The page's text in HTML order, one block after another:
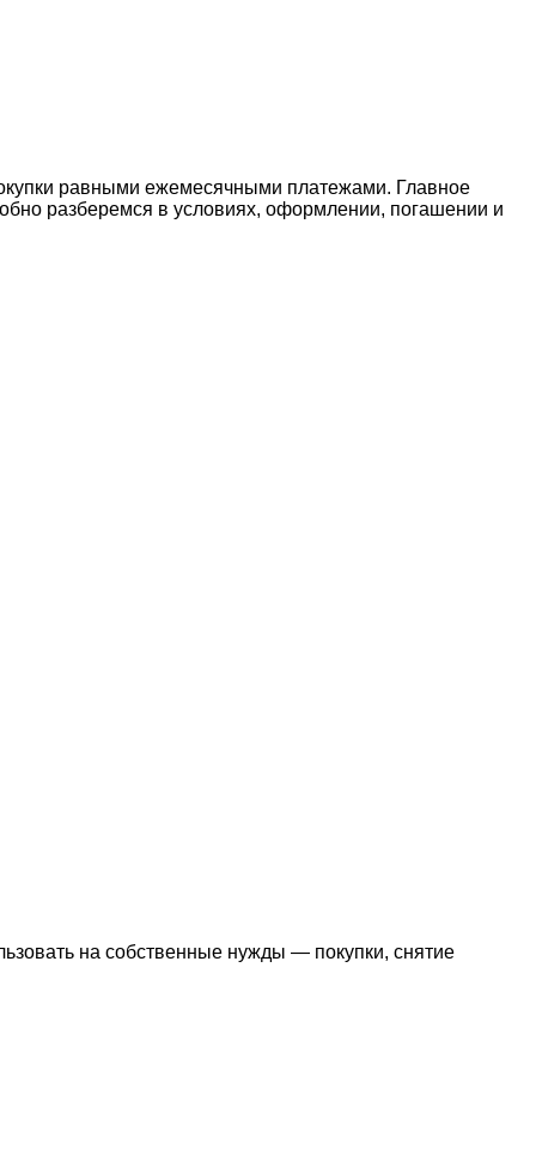
равными ежемесячными платежами. Главное
разберемся в условиях, оформлении, погашении и
на собственные нужды — покупки, снятие